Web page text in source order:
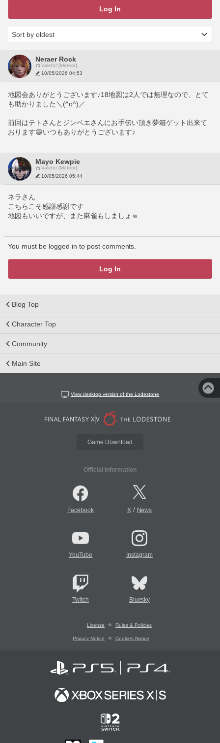
Log In
Neraer Rock
Valefor [Meteor]
10/05/2026 04:53
地図会ありがとうございます♪18地図は2人では無理なので、とて
も助かりました＼(^o^)／
前回はテトさんとジンベエさんにお手伝い頂き夢箱ゲット出来て
おります😆いつもありがとうございます♪
Mayo Kewpie
Valefor [Meteor]
10/05/2026 05:44
ネラさん
こちらこそ感謝感謝です
地図もいいですが、また麻雀もしましょｗ
You must be logged in to post comments.
Log In
Blog Top
Character Top
Community
Main Site
View desktop version of the Lodestone
Game Download
Official Information
Facebook X/ News
YouTube Instagram
Twitch Bluesky
License Rules & Policies
Privacy Notice Cookies Notice